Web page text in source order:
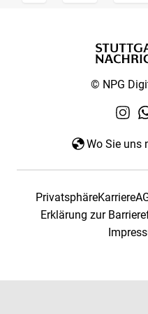
© NPG
Wo Sie uns
PrivatsphäreKarriere
Erklärung zur